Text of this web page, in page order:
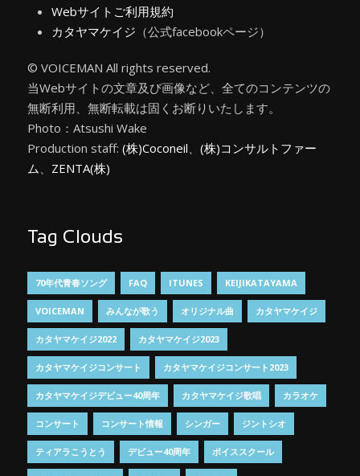
Webサイトご利用規約
カタヤマケイジ （公式facebookページ）
© VOICEMAN All rights reserved.
当Webサイトの文章及び画像など、全てのコンテンツの
無断利用、無断転載は固くお断りいたします。
Photo：Atsushi Wake
Production staff: (株)Coconeil、 (株)コンサルトファー
ム、 ZENTA(株)
Tag Clouds
70年代青春ソング FAQ ITUNES KEIJIKATAYAMA
VOICEMAN みんなが歌う オリジナル曲 カタヤマケイジ
カタヤマケイジ2022 カタヤマケイジ2023
カタヤマケイジコンサート カタヤマケイジコンサート2023
カタヤマケイジデビュー40周年 カタヤマケイジ歌唱 カラオケ
コンサート コンサート情報 シンガー ジントシオ
ティアラこうとう デビュー40周年 ボイススクール